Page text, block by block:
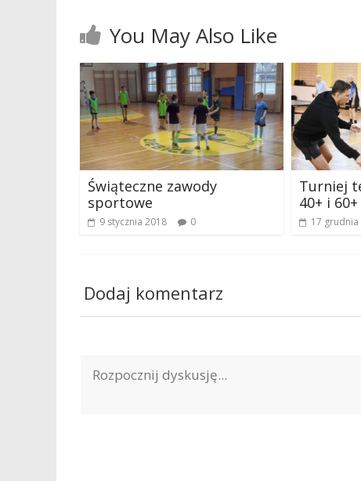
You May Also Like
Świąteczne zawody
sportowe
9 stycznia 2018 0
Turniej
40+ i 60+
17 grudnia
Dodaj komentarz